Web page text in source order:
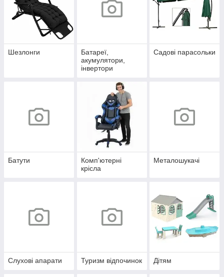
Шезлонги
Батареї,
акумулятори,
інвертори
Садові парасольки
Батути
Комп'ютерні
крісла
Металошукачі
Слухові апарати Туризм відпочинок Дітям